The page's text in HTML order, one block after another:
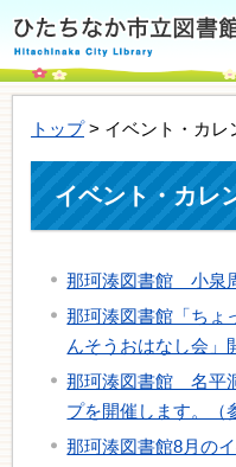
トップ> イベント・カレ
イベント・カレ
那珂湊図書館 小泉
那珂湊図書館「ちょ
んそうおはなし会」
那珂湊図書館 名平
プを開催します。（
那珂湊図書館8月の